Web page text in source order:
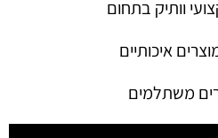
וותיק בתחום
איכותיים
משתלמים